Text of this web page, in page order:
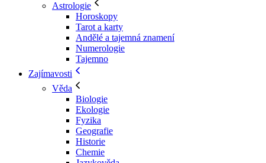
Astrologie
Horoskopy
Tarot a karty
Andělé a tajemná znamení
Numerologie
Tajemno
Zajímavosti
Věda
Biologie
Ekologie
Fyzika
Geografie
Historie
Chemie